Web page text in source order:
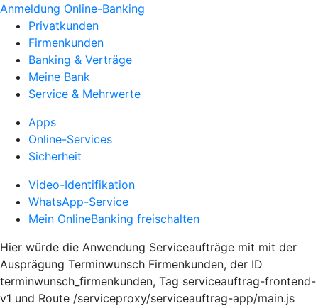
Anmeldung Online-Banking
Privatkunden
Firmenkunden
Banking & Verträge
Meine Bank
Service & Mehrwerte
Apps
Online-Services
Sicherheit
Video-Identifikation
WhatsApp-Service
Mein OnlineBanking freischalten
Hier würde die Anwendung Serviceaufträge mit mit der
Ausprägung Terminwunsch Firmenkunden, der ID
terminwunsch_firmenkunden, Tag serviceauftrag-frontend-
v1 und Route /serviceproxy/serviceauftrag-app/main.js